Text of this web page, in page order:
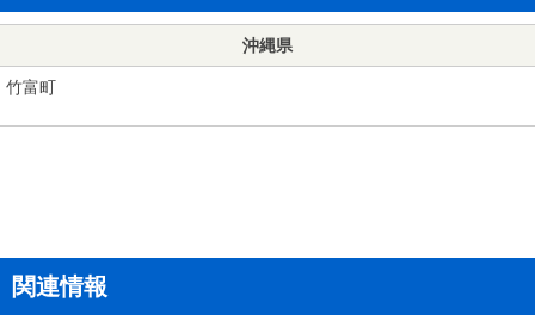
沖縄県
竹富町
関連情報